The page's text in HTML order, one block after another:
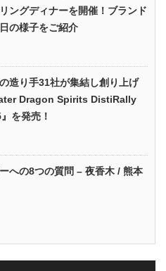
ングディナーを開催！ブランド
の様子をご紹介
造り手31社が集結し創り上げ
Dragon Spirits DistiRally
を発売！
への8つの質問 – 夜香木 / 熊本